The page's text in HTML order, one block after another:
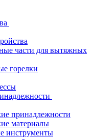
части для вытяжных
горелки
принадлежности
материалы
инструменты